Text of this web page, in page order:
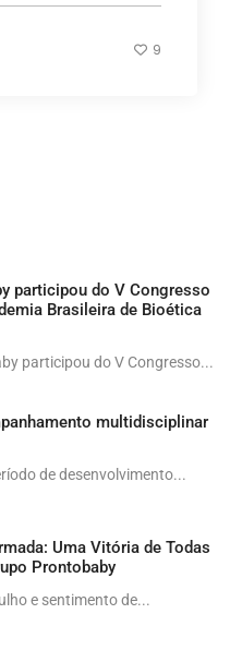
9
participou do V Congresso
Brasileira de Bioética
participou do V Congresso...
multidisciplinar
de desenvolvimento...
Uma Vitória de Todas
Prontobaby
e sentimento de...